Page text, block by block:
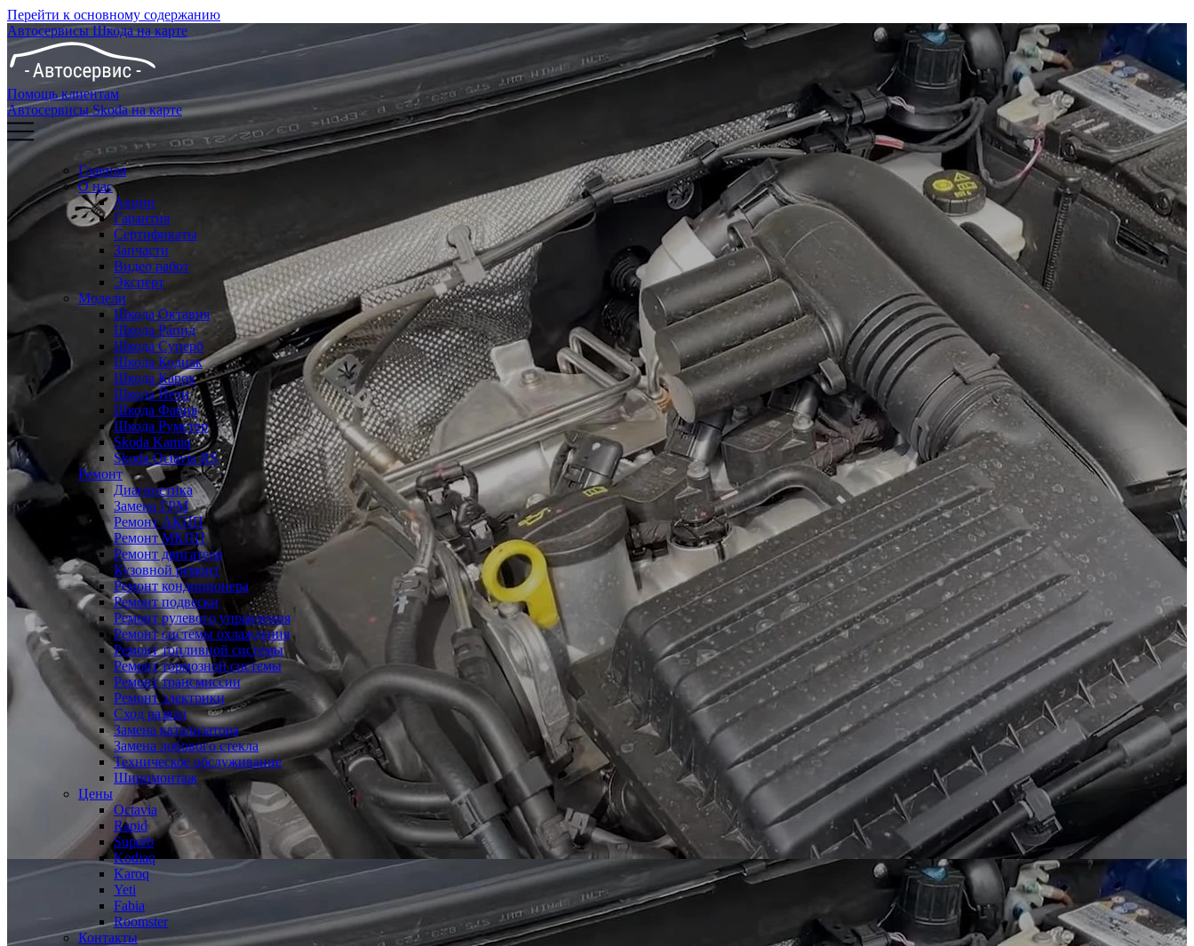
Перейти к основному содержанию
Автосервисы Шкода на карте
Помощь клиентам
Автосервисы Skoda на карте
Главная
О нас
Акции
Гарантия
Сертификаты
Запчасти
Видео работ
Эксперт
Модели
Шкода Октавия
Шкода Рапид
Шкода Суперб
Шкода Кодиак
Шкода Карок
Шкода Йети
Шкода Фабия
Шкода Румстер
Skoda Kamiq
Skoda Octavia RS
Ремонт
Диагностика
Замена ГРМ
Ремонт АКПП
Ремонт МКПП
Ремонт двигателя
Кузовной ремонт
Ремонт кондиционера
Ремонт подвески
Ремонт рулевого управления
Ремонт системы охлаждения
Ремонт топливной системы
Ремонт тормозной системы
Ремонт трансмиссии
Ремонт электрики
Сход развал
Замена катализатора
Замена лобового стекла
Техническое обслуживание
Шиномонтаж
Цены
Octavia
Rapid
Superb
Kodiaq
Karoq
Yeti
Fabia
Roomster
Контакты